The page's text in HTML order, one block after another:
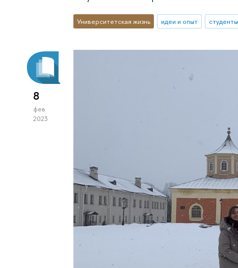
Университетская жизнь идеи и опыт студенты
8
фев
2023